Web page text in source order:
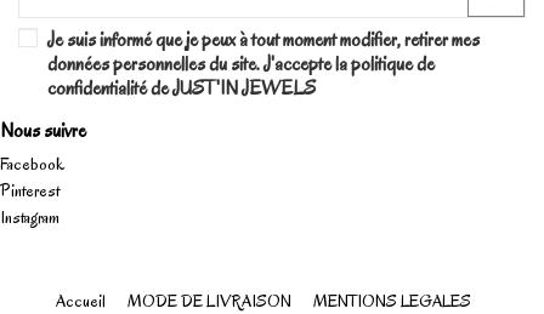
Je suis informé que je peux à tout moment modifier, retirer mes
données personnelles du site. J'accepte la politique de
confidentialité de JUST'IN JEWELS
Nous suivre
Facebook
Pinterest
Instagram
Accueil MODE DE LIVRAISON
MENTIONS LEGALES